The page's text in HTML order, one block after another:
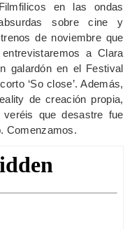
en las ondas
sobre cine y
de noviembre que
a Clara
galardón en el Festival
‘So close’. Además,
de creación propia,
que desastre fue
Comenzamos.